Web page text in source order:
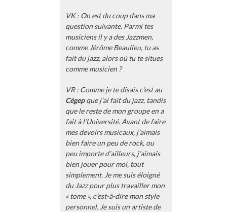
VK : On est du coup dans ma
question suivante. Parmi tes
musiciens il y a des Jazzmen,
comme Jérôme Beaulieu, tu as
fait du jazz, alors où tu te situes
comme musicien ?
VR : Comme je te disais c’est au
Cégepque j’ai fait du jazz, tandis
que le reste de mon groupe en a
fait à l’Université. Avant de faire
mes devoirs musicaux, j’aimais
bien faire un peu de rock, ou
peu importe d’ailleurs, j’aimais
bien jouer pour moi, tout
simplement. Je me suis éloigné
du Jazz pour plus travailler mon
« tome », c’est-à-dire mon style
personnel. Je suis un artiste de